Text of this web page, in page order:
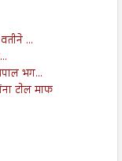
...
भग...
टोल माफ